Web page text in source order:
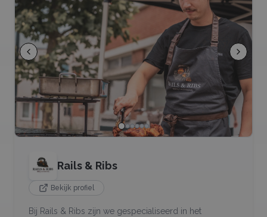
Rails & Ribs
Bekijk profiel
Bij Rails & Ribs zijn we gespecialiseerd in het